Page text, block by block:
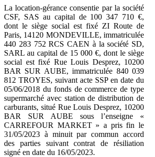
La location-gérance consentie par la société
CSF, SAS au capital de 100 347 710 €,
dont le siège social est fixé ZI Route de
Paris, 14120 MONDEVILLE, immatriculée
440 283 752 RCS CAEN à la société SD,
SARL au capital de 15 000 €, dont le siège
social est fixé Rue Louis Desprez, 10200
BAR SUR AUBE, immatriculée 840 039
812 TROYES, suivant acte SSP en date du
05/06/2018 du fonds de commerce de type
supermarché avec station de distribution de
carburants, situé Rue Louis Desprez, 10200
BAR SUR AUBE sous l’enseigne «
CARREFOUR MARKET » a pris fin le
31/05/2023 à minuit par commun accord
des parties suivant contrat de résiliation
signé en date du 16/05/2023.